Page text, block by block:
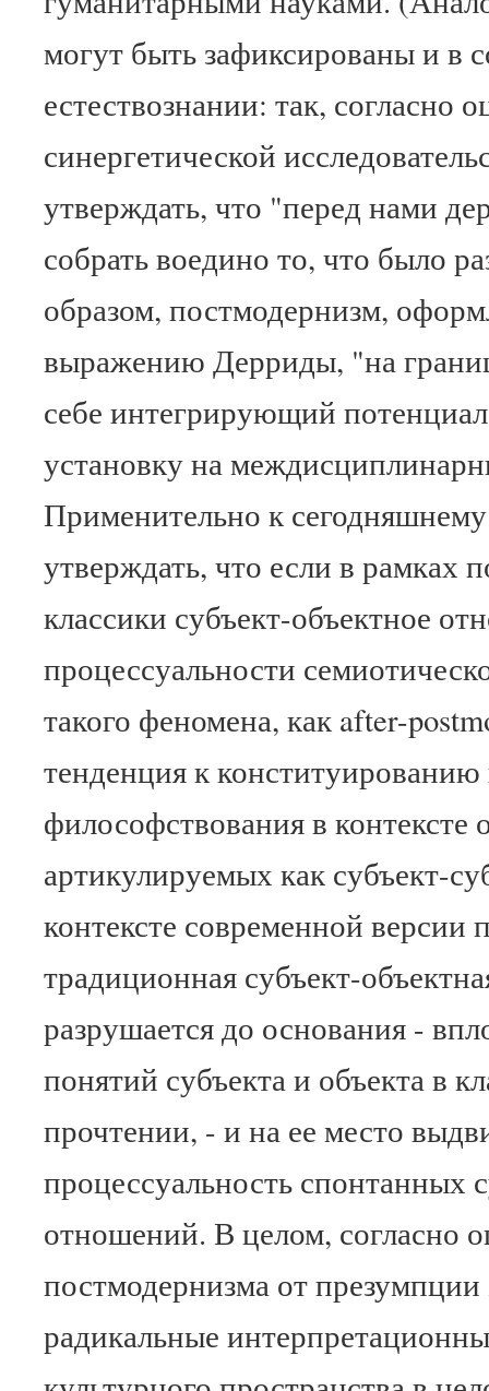
могут быть зафиксированы и в
естествознании: так, согласно
синергетической
утверждать, что "перед нами
собрать воедино то, что было
образом, постмодернизм,
выражению Дерриды, "на
себе интегрирующий
установку на
Применительно к
утверждать, что если в рамках
классики субъект-объектное
процессуальности
такого феномена, как after-
тенденция к
философствования в
артикулируемых как субъект-
контексте современной версии
традиционная субъект-
разрушается до основания -
понятий субъекта и объекта в
прочтении, - и на ее место
процессуальность спонтанных
отношений. В целом, согласно
постмодернизма от презумпции
радикальные